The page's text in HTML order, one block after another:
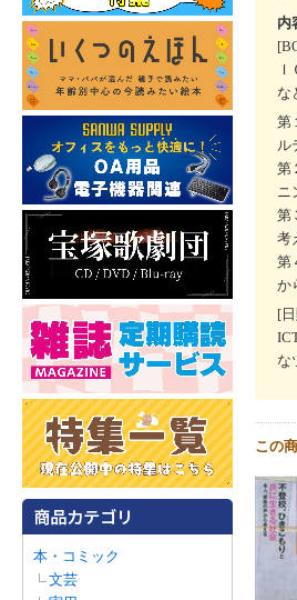
本・コミック
文芸
内
な
第
ル
第
ニ
第
考
第
か
[
な
この